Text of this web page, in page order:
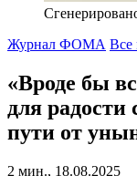
Журнал ФОМА Все
«Вроде бы
для радости
пути от
2 мин., 18.08.2025